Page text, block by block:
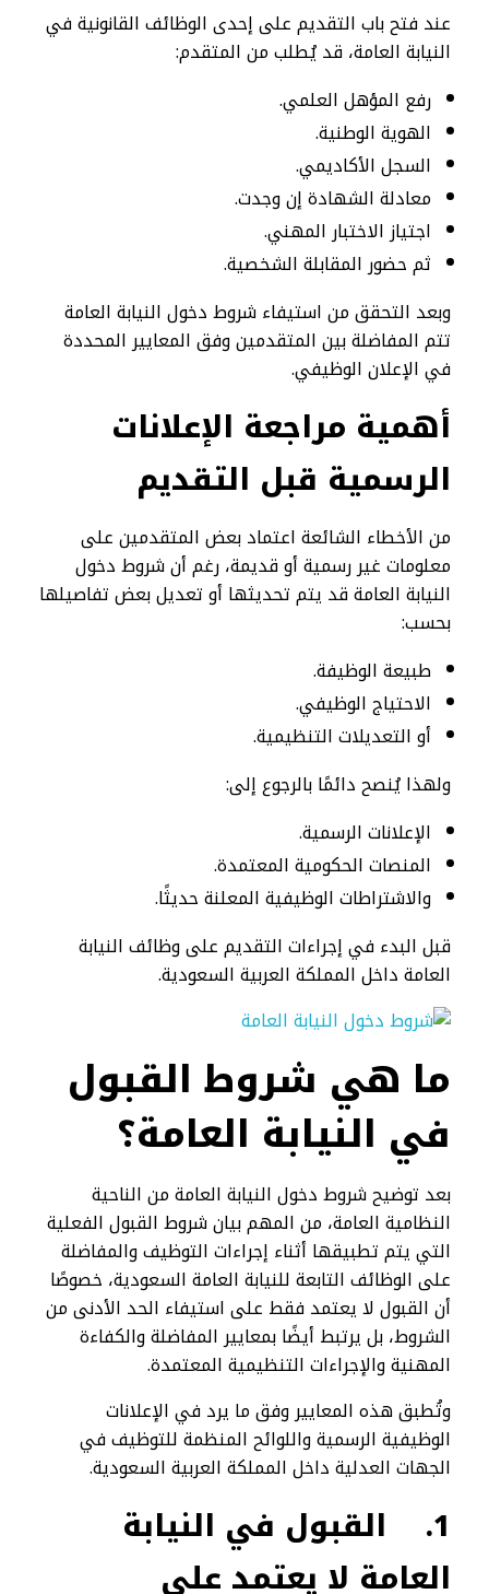
عند فتح باب التقديم على إحدى الوظائف القانونية في
النيابة العامة، قد يُطلب من المتقدم:
رفع المؤهل العلمي.
الهوية الوطنية.
السجل الأكاديمي.
معادلة الشهادة إن وجدت.
اجتياز الاختبار المهني.
ثم حضور المقابلة الشخصية.
وبعد التحقق من استيفاء شروط دخول النيابة العامة
تتم المفاضلة بين المتقدمين وفق المعايير المحددة
في الإعلان الوظيفي.
أهمية مراجعة الإعلانات
الرسمية قبل التقديم
من الأخطاء الشائعة اعتماد بعض المتقدمين على
معلومات غير رسمية أو قديمة، رغم أن شروط دخول
النيابة العامة قد يتم تحديثها أو تعديل بعض تفاصيلها
بحسب:
طبيعة الوظيفة.
الاحتياج الوظيفي.
أو التعديلات التنظيمية.
ولهذا يُنصح دائمًا بالرجوع إلى:
الإعلانات الرسمية.
المنصات الحكومية المعتمدة.
والاشتراطات الوظيفية المعلنة حديثًا.
قبل البدء في إجراءات التقديم على وظائف النيابة
العامة داخل المملكة العربية السعودية.
ما هي شروط القبول
في النيابة العامة؟
بعد توضيح شروط دخول النيابة العامة من الناحية
النظامية العامة، من المهم بيان شروط القبول الفعلية
التي يتم تطبيقها أثناء إجراءات التوظيف والمفاضلة
على الوظائف التابعة للنيابة العامة السعودية، خصوصًا
أن القبول لا يعتمد فقط على استيفاء الحد الأدنى من
الشروط، بل يرتبط أيضًا بمعايير المفاضلة والكفاءة
المهنية والإجراءات التنظيمية المعتمدة.
وتُطبق هذه المعايير وفق ما يرد في الإعلانات
الوظيفية الرسمية واللوائح المنظمة للتوظيف في
الجهات العدلية داخل المملكة العربية السعودية.
1.
القبول في النيابة
العامة لا يعتمد على